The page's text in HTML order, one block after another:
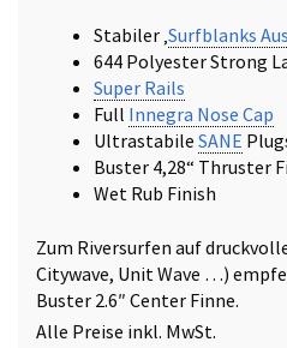
Stabiler ‚Surfblanks
644 Polyester Strong
Super Rails
Full Innegra Nose Cap
Ultrastabile SANE
Buster 4,28“ Thruster
Wet Rub Finish
Zum Riversurfen auf
Citywave, Unit Wave …)
Buster 2.6″ Center Finne.
Alle Preise inkl. MwSt.